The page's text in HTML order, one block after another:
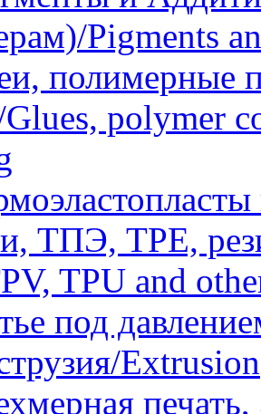
Pigments
полимерные
Glues, polymer
ТПЭ, TPE,
TPU and
под
Extrusion